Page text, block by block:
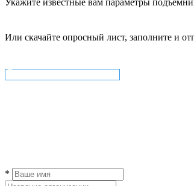
Укажите известные вам параметры
Или скачайте опросный лист, заполните и
*